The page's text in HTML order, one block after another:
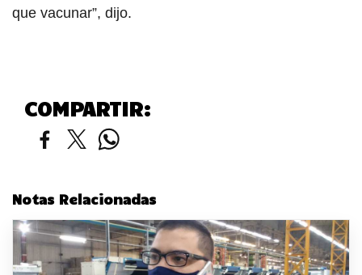
que vacunar”, dijo.
COMPARTIR:
Notas Relacionadas